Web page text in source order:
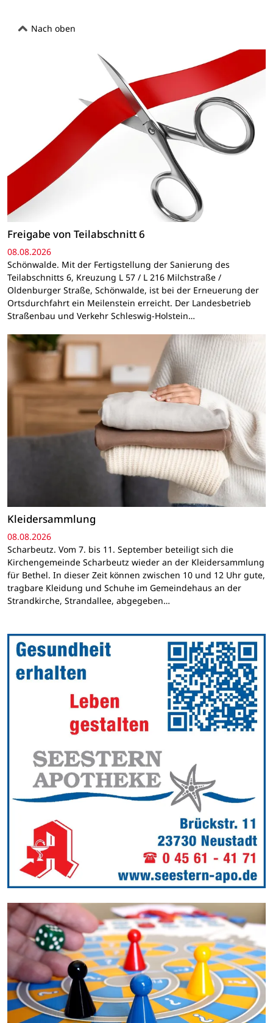
Nach oben
Freigabe von Teilabschnitt 6
08.08.2026
Schönwalde. Mit der Fertigstellung der Sanierung des
Teilabschnitts 6, Kreuzung L 57 / L 216 Milchstraße /
Oldenburger Straße, Schönwalde, ist bei der Erneuerung der
Ortsdurchfahrt ein Meilenstein erreicht. Der Landesbetrieb
Straßenbau und Verkehr Schleswig-Holstein…
Kleidersammlung
08.08.2026
Scharbeutz. Vom 7. bis 11. September beteiligt sich die
Kirchengemeinde Scharbeutz wieder an der Kleidersammlung
für Bethel. In dieser Zeit können zwischen 10 und 12 Uhr gute,
tragbare Kleidung und Schuhe im Gemeindehaus an der
Strandkirche, Strandallee, abgegeben…